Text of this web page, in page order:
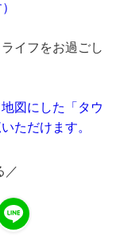
イフをお過ごし
図にした「タウ
ただけます。
／